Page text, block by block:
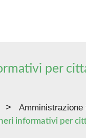
per
> Amministrazione
informativi per